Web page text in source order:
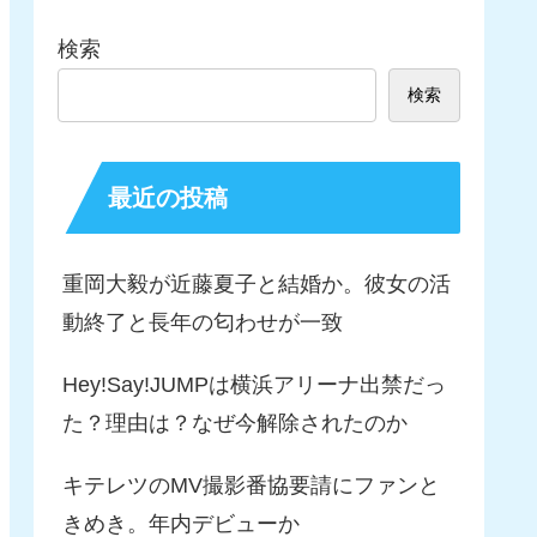
検索
検索
最近の投稿
重岡大毅が近藤夏子と結婚か。彼女の活
動終了と長年の匂わせが一致
Hey!Say!JUMPは横浜アリーナ出禁だっ
た？理由は？なぜ今解除されたのか
キテレツのMV撮影番協要請にファンと
きめき。年内デビューか